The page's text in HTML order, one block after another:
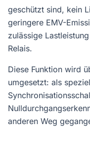
geschützt sind, kein
geringere EMV-
zulässige
Relais.
Diese Funktion wird
umgesetzt: als
anderen Weg